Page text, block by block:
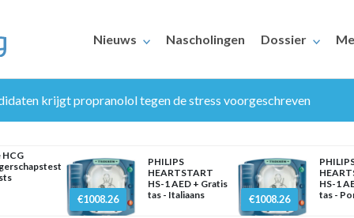
Nieuws Nascholingen Dossier
krijgt propranolol tegen de stress voorgeschreven
€1008.26
PHILIPS
HEARTSTART
HS-1 AED + Gratis
tas - Italiaans
€1008.26
HS-1
tas -